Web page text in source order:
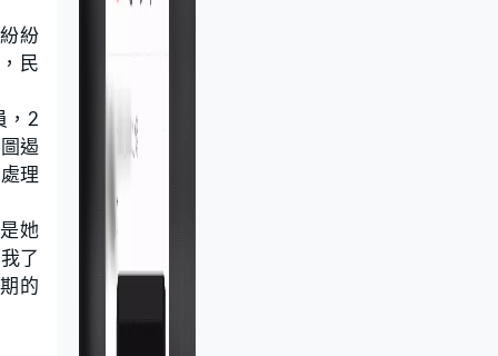
紛
民
，2
遏
理
她
了
的